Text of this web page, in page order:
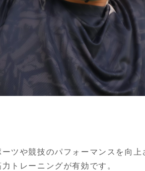
ツや競技のパフォーマンスを向上
トレーニングが有効です。